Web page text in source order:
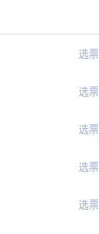
选
选
选
选
选